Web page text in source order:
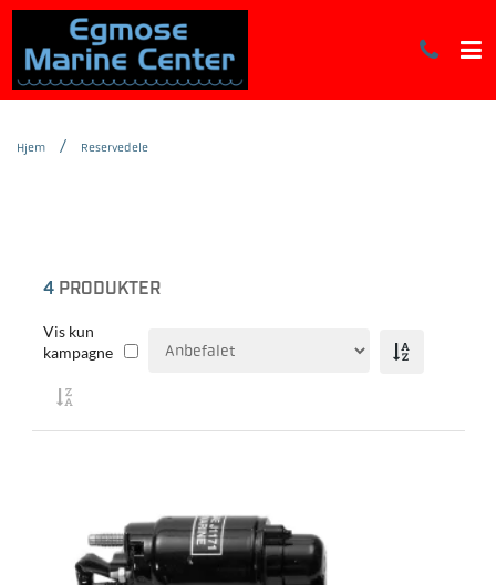
Hjem Reservedele
4PRODUKTER
Vis kun
kampagne